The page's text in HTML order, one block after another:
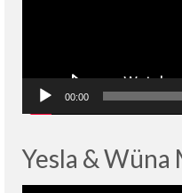
00:00
Yesla &